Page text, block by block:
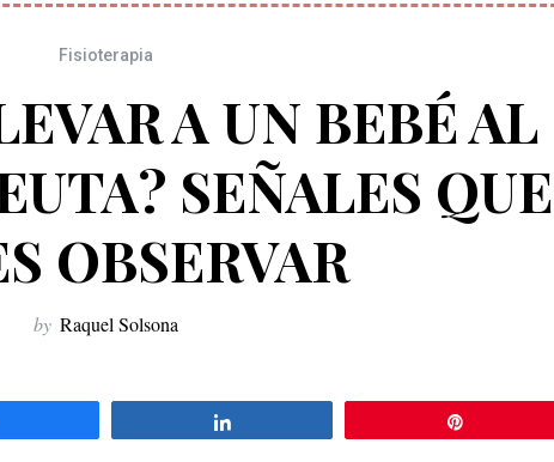
Fisioterapia
A UN BEBÉ AL
SEÑALES QUE
OBSERVAR
by Raquel Solsona